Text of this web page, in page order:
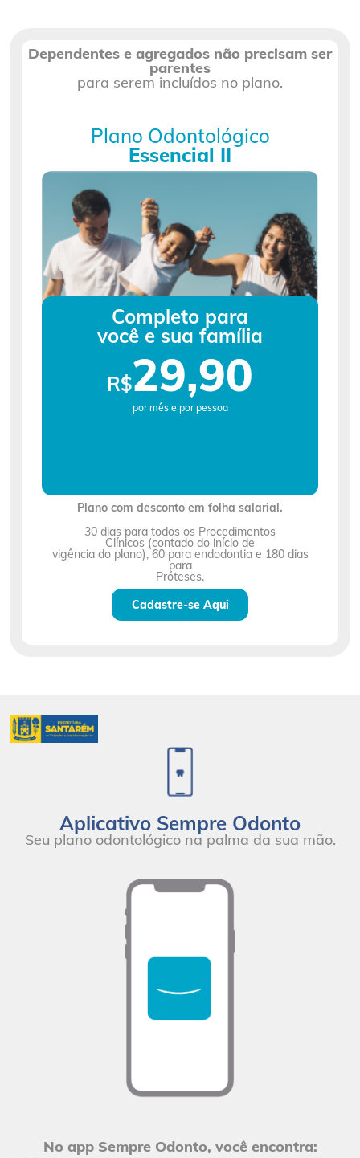
Dependentes e agregados não precisam ser
parentes
para serem incluídos no plano.
Plano Odontológico
Essencial II
Completo para
você e sua família
R$29,90
por mês e por pessoa
Plano com desconto em folha salarial.
30 dias para todos os Procedimentos
Clínicos (contado do início de
vigência do plano), 60 para endodontia e 180 dias
para
Próteses.
Cadastre-se Aqui
Aplicativo Sempre Odonto
Seu plano odontológico na palma da sua mão.
No app Sempre Odonto, você encontra: